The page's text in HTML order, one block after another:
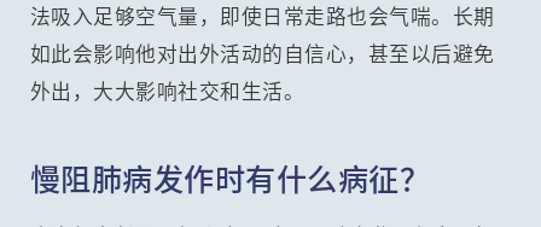
法吸入足够空气量，即使日常走路也会气喘。长期
如此会影响他对出外活动的自信心，甚至以后避免
外出，大大影响社交和生活。
慢阻肺病发作时有什么病征？